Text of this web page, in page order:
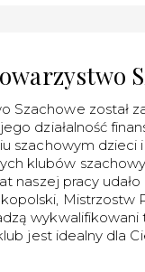
Szachowe został
działalność
szachowym dzieci
klubów
naszej pracy
Mistrzostw
wykwalifikowani
jest idealny dla